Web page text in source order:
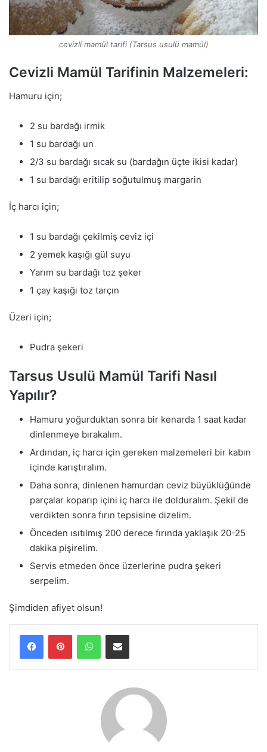
cevizli mamül tarifi (Tarsus usulü mamül)
Cevizli Mamül Tarifinin Malzemeleri:
Hamuru için;
2 su bardağı irmik
1 su bardağı un
2/3 su bardağı sıcak su (bardağın üçte ikisi kadar)
1 su bardağı eritilip soğutulmuş margarin
İç harcı için;
1 su bardağı çekilmiş ceviz içi
2 yemek kaşığı gül suyu
Yarım su bardağı toz şeker
1 çay kaşığı toz tarçın
Üzeri için;
Pudra şekeri
Tarsus Usulü Mamül Tarifi Nasıl
Yapılır?
Hamuru yoğurduktan sonra bir kenarda 1 saat kadar
dinlenmeye bırakalım.
Ardından, iç harcı için gereken malzemeleri bir kabın
içinde karıştıralım.
Daha sonra, dinlenen hamurdan ceviz büyüklüğünde
parçalar koparıp içini iç harcı ile dolduralım. Şekil de
verdikten sonra fırın tepsisine dizelim.
Önceden ısıtılmış 200 derece fırında yaklaşık 20-25
dakika pişirelim.
Servis etmeden önce üzerlerine pudra şekeri
serpelim.
Şimdiden afiyet olsun!
WhatsAppE-Posta ile paylaş